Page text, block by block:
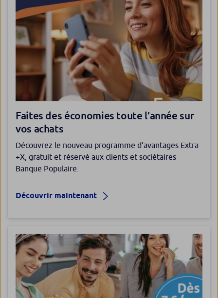
Faites des économies toute l’année sur
vos achats
Découvrez le nouveau programme d’avantages Extra
+X, gratuit et réservé aux clients et sociétaires
Banque Populaire.
Découvrir maintenant